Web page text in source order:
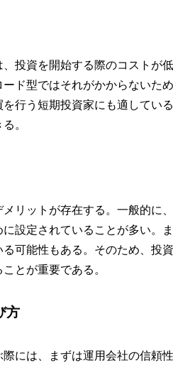
投資を開始する際のコストが
ド型ではそれがかからないた
行う短期投資家にも適してい
。
リットが存在する。一般的に
設定されていることが多い。
可能性もある。そのため、投
とが重要である。
方
には、まずは運用会社の信頼